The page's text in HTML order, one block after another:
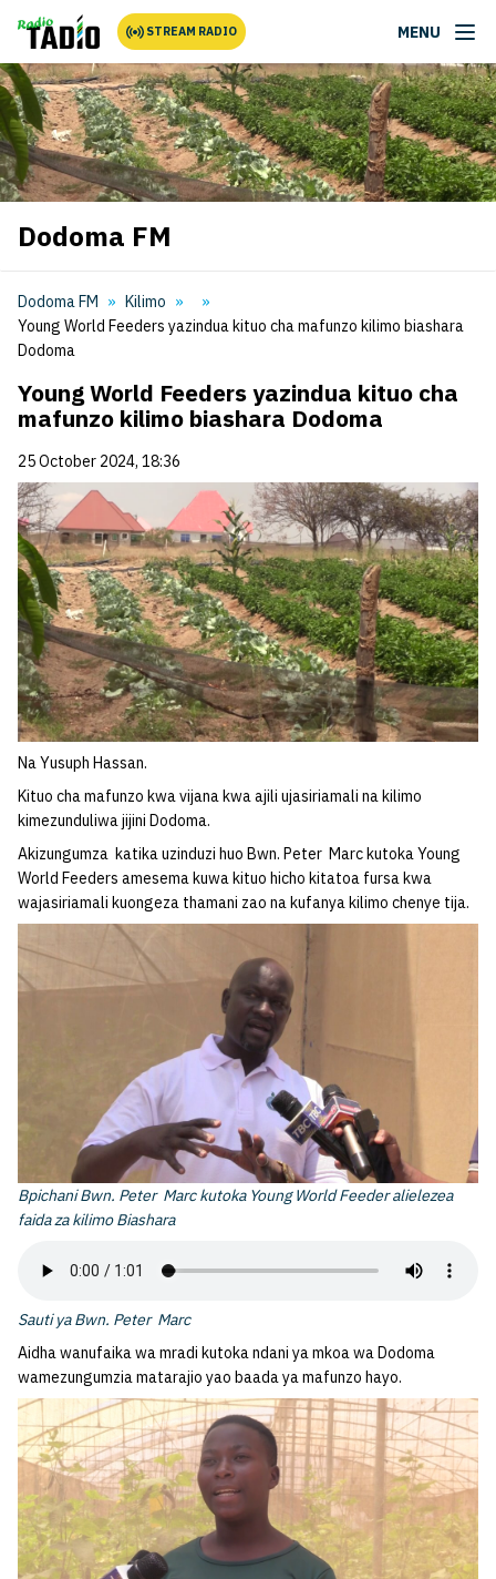
STREAM RADIO MENU
Dodoma FM
Dodoma FM
Kilimo
Young World Feeders yazindua kituo cha mafunzo kilimo biashara
Dodoma
Young World Feeders yazindua kituo cha
mafunzo kilimo biashara Dodoma
25 October 2024, 18:36
Na Yusuph Hassan.
Kituo cha mafunzo kwa vijana kwa ajili ujasiriamali na kilimo
kimezunduliwa jijini Dodoma.
Akizungumza katika uzinduzi huo Bwn. Peter Marc kutoka Young
World Feeders amesema kuwa kituo hicho kitatoa fursa kwa
wajasiriamali kuongeza thamani zao na kufanya kilimo chenye tija.
Bpichani Bwn. Peter Marc kutoka Young World Feeder alielezea
faida za kilimo Biashara
Sauti ya Bwn. Peter Marc
Aidha wanufaika wa mradi kutoka ndani ya mkoa wa Dodoma
wamezungumzia matarajio yao baada ya mafunzo hayo.